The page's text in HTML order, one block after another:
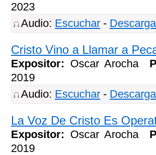
2023
Audio: Escuchar -
Cristo Vino a Llamar a
Expositor: Oscar Arocha
2019
Audio: Escuchar -
La Voz De Cristo Es
Expositor: Oscar Arocha
2019